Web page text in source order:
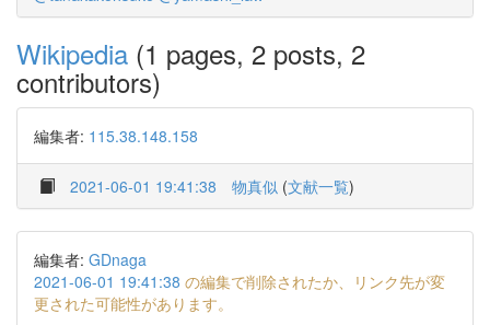
Wikipedia (1 pages, 2 posts, 2
contributors)
編集者: 115.38.148.158
2021-06-01 19:41:38 物真似 (文献一覧)
編集者: GDnaga
2021-06-01 19:41:38 の編集で削除されたか、リンク先が変
更された可能性があります。